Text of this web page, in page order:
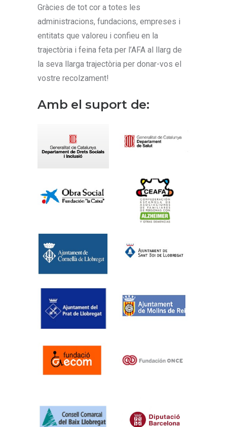
Gràcies de tot cor a totes les
administracions, fundacions, empreses i
entitats que valoreu i confieu en la
trajectòria i feina feta per l’AFA al llarg de
la seva llarga trajectòria per donar-vos el
vostre recolzament!
Amb el suport de: